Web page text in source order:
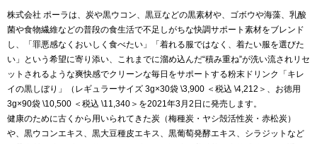
株式会社 ポーラは、炭や黒ウコン、黒豆などの黒素材や、ゴボウや海藻、乳酸
菌や食物繊維などの普段の食生活で不足しがちな快調サポート素材をブレンド
し、「罪悪感なくおいしく食べたい」「着れる服ではなく、着たい服を選びた
い」という希望に寄り添い、これまでに溜め込んだ“積み重ね”が洗い流されリセ
ットされるような爽快感でクリーンな毎日をサポートする粉末ドリンク「キレ
イの黒しぼり」（レギュラーサイズ 3g×30袋 \3,900 ＜税込 \4,212＞、お徳用
3g×90袋 \10,500 ＜税込 \11,340＞を2021年3月2日に発売します。
健康のために古くから用いられてきた炭（梅種炭・ヤシ殻活性炭・赤松炭）
や、黒ウコンエキス、黒大豆種皮エキス、黒葡萄発酵エキス、シラジットなど